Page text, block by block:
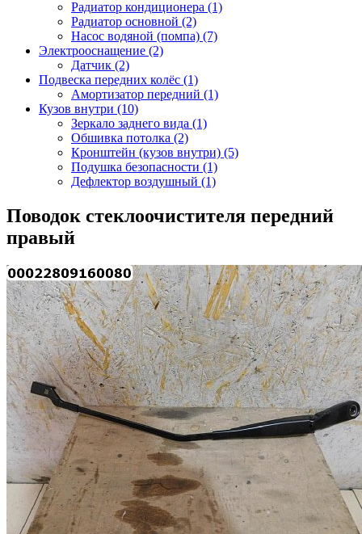
Радиатор кондиционера (1)
Радиатор основной (2)
Насос водяной (помпа) (7)
Электрооснащение (2)
Датчик (2)
Подвеска передних колёс (1)
Амортизатор передний (1)
Кузов внутри (10)
Зеркало заднего вида (1)
Обшивка потолка (2)
Кронштейн (кузов внутри) (5)
Подушка безопасности (1)
Дефлектор воздушный (1)
Поводок стеклоочистителя передний
правый